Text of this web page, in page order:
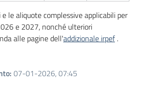
le aliquote complessive applicabili per
e 2027, nonché ulteriori
alle pagine dell'addizionale irpef.
: 07-01-2026, 07:45